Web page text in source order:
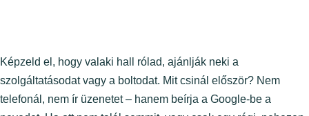
Képzeld el, hogy valaki hall rólad, ajánlják neki a
szolgáltatásodat vagy a boltodat. Mit csinál először? Nem
telefonál, nem ír üzenetet – hanem beírja a Google-be a